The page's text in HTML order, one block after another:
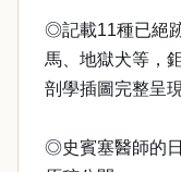
◎記載11種已絕
馬、地獄犬等，
剖學插圖完整呈現
◎史賓塞醫師的